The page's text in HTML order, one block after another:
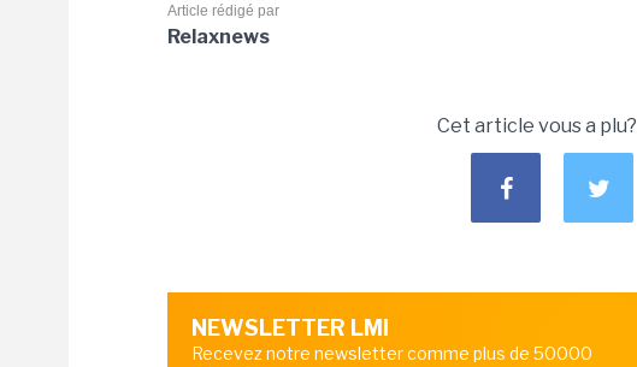
Article rédigé par
Relaxnews
Cet article vous a plu?
NEWSLETTER LMI
Recevez notre newsletter comme plus de 50000